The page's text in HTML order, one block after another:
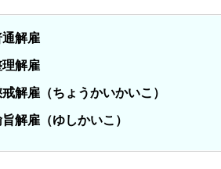
解雇
解雇
解雇（ちょうかいかいこ）
解雇（ゆしかいこ）